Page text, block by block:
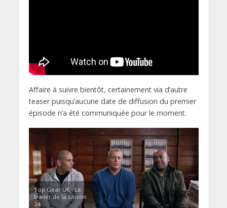
Affaire à suivre bientôt, certainement via d’autre
teaser puisqu’aucune date de diffusion du premier
épisode n’a été communiquée pour le moment.
Top Gear UK : Le
trailer de la saison
24